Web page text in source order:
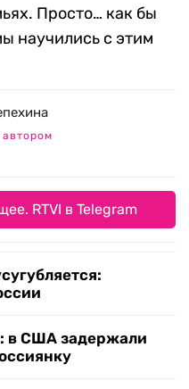
Просто… как бы
научились с этим
RTVI в Telegram
в США задержали